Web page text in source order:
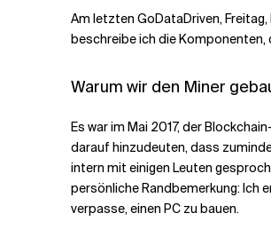
Verwandte
Am letzten GoDataDriven,
beschreibe ich die Komponenten,
Warum wir den Miner
Es war im Mai 2017, der
darauf hinzudeuten, dass
intern mit einigen Leuten
persönliche Randbemerkung: Ich
verpasse, einen PC zu bauen.